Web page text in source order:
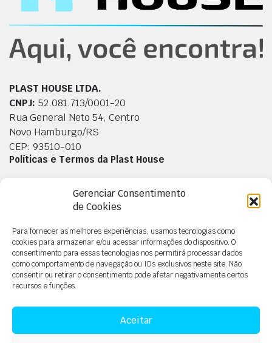
Gerenciar Consentimento
de Cookies
Para fornecer as melhores experiências, usamos tecnologias como
cookies para armazenar e/ou acessar informações do dispositivo. O
consentimento para essas tecnologias nos permitirá processar dados
como comportamento de navegação ou IDs exclusivos neste site. Não
consentir ou retirar o consentimento pode afetar negativamente certos
recursos e funções.
Aceitar
PLAST HOUSE LTDA.
CNPJ: 52.081.713/0001-20
Rua General Neto 54, Centro
Novo Hamburgo/RS
CEP: 93510-010
Políticas e Termos da Plast House
Termos e condições
Isenção de Responsabilidade
Segurança e Pagamentos